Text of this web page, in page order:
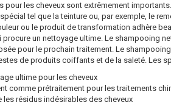
pour les cheveux sont extrêmement
tel que la teinture ou, par exemple, le
ou le produit de transformation adhère
un nettoyage ultime. Le shampooing
pour le prochain traitement. Le
de produits coiffants et de la saleté. Les
ultime pour les cheveux
comme prétraitement pour les traitements
les résidus indésirables des cheveux